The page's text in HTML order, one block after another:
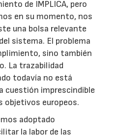
de IMPLICA, pero
en su momento, nos
una bolsa relevante
sistema. El problema
sino también
La trazabilidad
todavía no está
cuestión imprescindible
objetivos europeos.
adoptado
la labor de las